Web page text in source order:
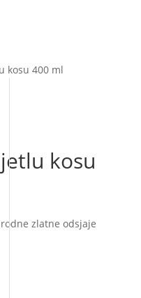
kosu 400 ml
kosu
zlatne odsjaje